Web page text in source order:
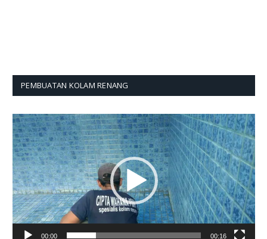
PEMBUATAN KOLAM RENANG
Pemutar
Video
00:00 00:16